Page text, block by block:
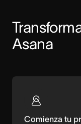
Asana
Comienza tu